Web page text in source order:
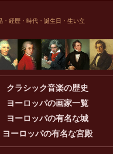
・経歴・時代・誕生日・生い立
クラシック音楽の歴史
ヨーロッパの画家一覧
ヨーロッパの有名な城
ヨーロッパの有名な宮殿